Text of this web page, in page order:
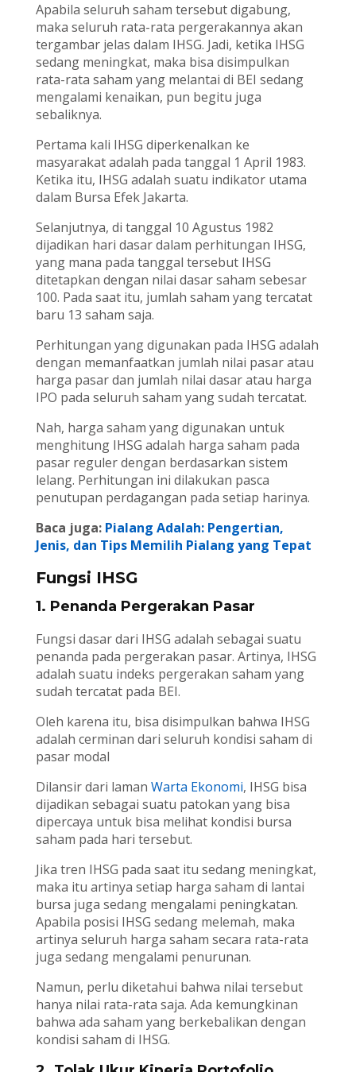
Apabila seluruh saham tersebut digabung,
maka seluruh rata-rata pergerakannya akan
tergambar jelas dalam IHSG. Jadi, ketika IHSG
sedang meningkat, maka bisa disimpulkan
rata-rata saham yang melantai di BEI sedang
mengalami kenaikan, pun begitu juga
sebaliknya.
Pertama kali IHSG diperkenalkan ke
masyarakat adalah pada tanggal 1 April 1983.
Ketika itu, IHSG adalah suatu indikator utama
dalam Bursa Efek Jakarta.
Selanjutnya, di tanggal 10 Agustus 1982
dijadikan hari dasar dalam perhitungan IHSG,
yang mana pada tanggal tersebut IHSG
ditetapkan dengan nilai dasar saham sebesar
100. Pada saat itu, jumlah saham yang tercatat
baru 13 saham saja.
Perhitungan yang digunakan pada IHSG adalah
dengan memanfaatkan jumlah nilai pasar atau
harga pasar dan jumlah nilai dasar atau harga
IPO pada seluruh saham yang sudah tercatat.
Nah, harga saham yang digunakan untuk
menghitung IHSG adalah harga saham pada
pasar reguler dengan berdasarkan sistem
lelang. Perhitungan ini dilakukan pasca
penutupan perdagangan pada setiap harinya.
Baca juga: Pialang Adalah: Pengertian,
Jenis, dan Tips Memilih Pialang yang Tepat
Fungsi IHSG
1. Penanda Pergerakan Pasar
Fungsi dasar dari IHSG adalah sebagai suatu
penanda pada pergerakan pasar. Artinya, IHSG
adalah suatu indeks pergerakan saham yang
sudah tercatat pada BEI.
Oleh karena itu, bisa disimpulkan bahwa IHSG
adalah cerminan dari seluruh kondisi saham di
pasar modal
Dilansir dari laman Warta Ekonomi, IHSG bisa
dijadikan sebagai suatu patokan yang bisa
dipercaya untuk bisa melihat kondisi bursa
saham pada hari tersebut.
Jika tren IHSG pada saat itu sedang meningkat,
maka itu artinya setiap harga saham di lantai
bursa juga sedang mengalami peningkatan.
Apabila posisi IHSG sedang melemah, maka
artinya seluruh harga saham secara rata-rata
juga sedang mengalami penurunan.
Namun, perlu diketahui bahwa nilai tersebut
hanya nilai rata-rata saja. Ada kemungkinan
bahwa ada saham yang berkebalikan dengan
kondisi saham di IHSG.